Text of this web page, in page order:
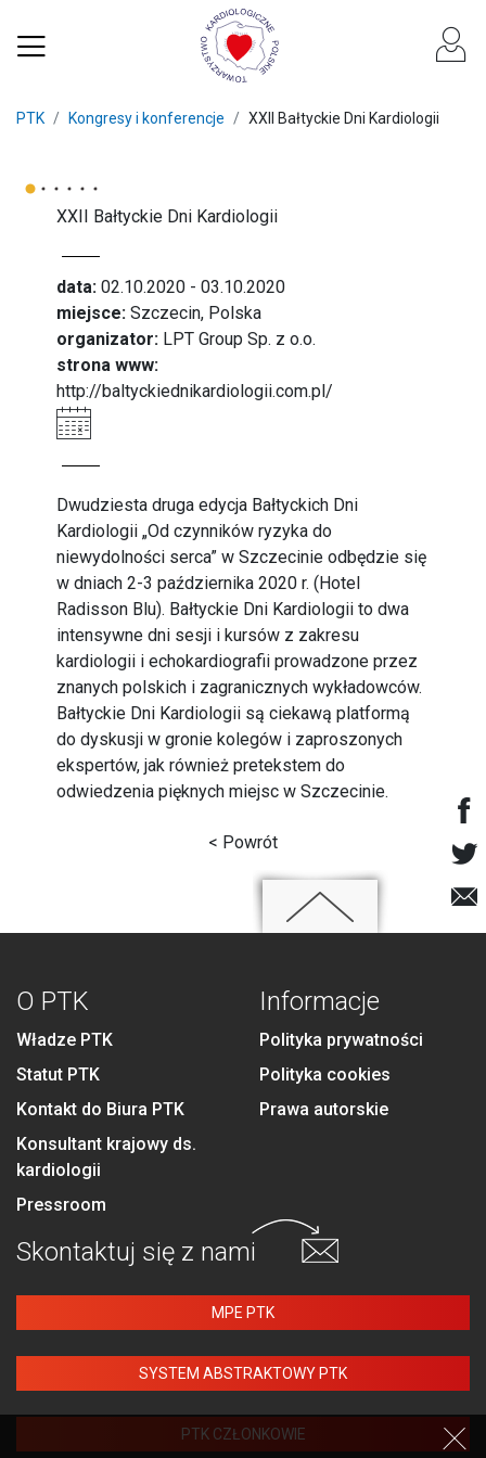
PTK Kongresy i konferencje XXII Bałtyckie Dni Kardiologii
XXII Bałtyckie Dni Kardiologii
data: 02.10.2020 - 03.10.2020
miejsce: Szczecin, Polska
organizator: LPT Group Sp. z o.o.
strona www:
http://baltyckiednikardiologii.com.pl/
Dwudziesta druga edycja Bałtyckich Dni
Kardiologii „Od czynników ryzyka do
niewydolności serca” w Szczecinie odbędzie się
w dniach 2-3 października 2020 r. (Hotel
Radisson Blu). Bałtyckie Dni Kardiologii to dwa
intensywne dni sesji i kursów z zakresu
kardiologii i echokardiografii prowadzone przez
znanych polskich i zagranicznych wykładowców.
Bałtyckie Dni Kardiologii są ciekawą platformą
do dyskusji w gronie kolegów i zaproszonych
ekspertów, jak również pretekstem do
odwiedzenia pięknych miejsc w Szczecinie.
< Powrót
O PTK
Władze PTK
Statut PTK
Kontakt do Biura PTK
Konsultant krajowy ds.
kardiologii
Pressroom
Informacje
Polityka prywatności
Polityka cookies
Prawa autorskie
Skontaktuj się z nami
MPE PTK
SYSTEM ABSTRAKTOWY PTK
PTK CZŁONKOWIE